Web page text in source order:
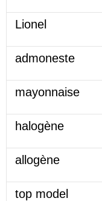
Lionel
admoneste
mayonnaise
halogène
allogène
top model